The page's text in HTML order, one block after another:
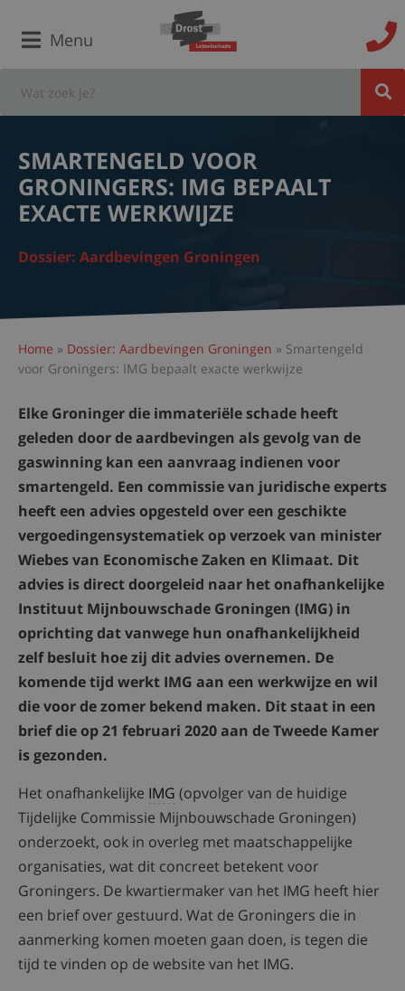
Menu
SMARTENGELD VOOR
GRONINGERS: IMG BEPAALT
EXACTE WERKWIJZE
Dossier: Aardbevingen Groningen
Home » Dossier: Aardbevingen Groningen » Smartengeld
voor Groningers: IMG bepaalt exacte werkwijze
Elke Groninger die immateriële schade heeft
geleden door de aardbevingen als gevolg van de
gaswinning kan een aanvraag indienen voor
smartengeld. Een commissie van juridische experts
heeft een advies opgesteld over een geschikte
vergoedingensystematiek op verzoek van minister
Wiebes van Economische Zaken en Klimaat. Dit
advies is direct doorgeleid naar het onafhankelijke
Instituut Mijnbouwschade Groningen (IMG) in
oprichting dat vanwege hun onafhankelijkheid
zelf besluit hoe zij dit advies overnemen. De
komende tijd werkt IMG aan een werkwijze en wil
die voor de zomer bekend maken. Dit staat in een
brief die op 21 februari 2020 aan de Tweede Kamer
is gezonden.
Het onafhankelijke IMG (opvolger van de huidige
Tijdelijke Commissie Mijnbouwschade Groningen)
onderzoekt, ook in overleg met maatschappelijke
organisaties, wat dit concreet betekent voor
Groningers. De kwartiermaker van het IMG heeft hier
een brief over gestuurd. Wat de Groningers die in
aanmerking komen moeten gaan doen, is tegen die
tijd te vinden op de website van het IMG.